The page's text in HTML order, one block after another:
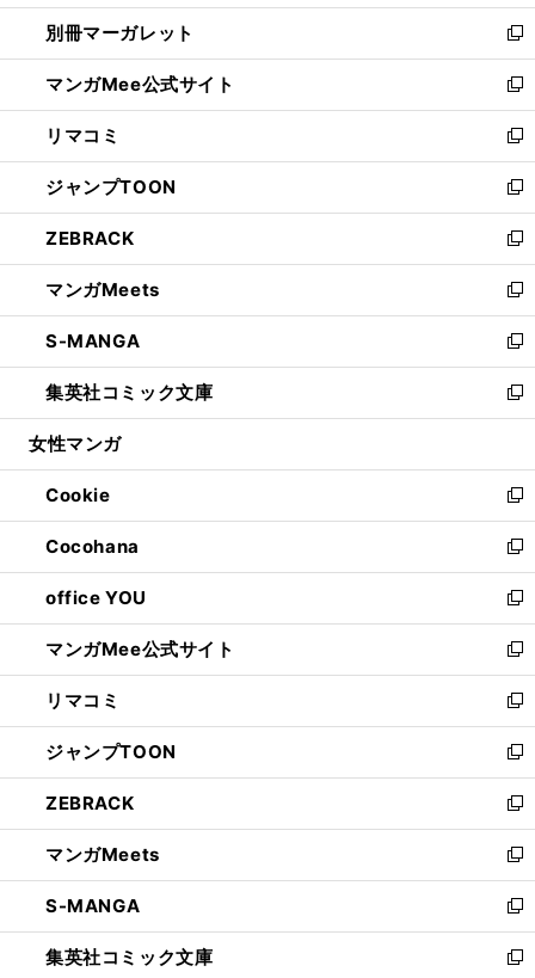
開
く
ウ
で
開
く
ウ
ィ
ン
ド
ウ
で
開
く
し
い
ウ
ィ
ン
ド
ウ
で
開
く
別冊マーガレット
新
し
い
ウ
ィ
ン
ド
ウ
で
開
く
マンガMee公式サイト
新
し
い
ウ
ィ
ン
ド
ウ
で
開
く
リマコミ
新
し
い
ウ
ィ
ン
ド
ウ
で
開
く
ジャンプTOON
新
し
い
ウ
ィ
ン
ド
ウ
で
開
ZEBRACK
新
し
い
ウ
ィ
ン
ド
ウ
開
く
マンガMeets
新
し
い
ウ
ィ
ン
ウ
で
開
く
S-MANGA
新
し
い
ウ
ン
ド
ウ
で
開
く
集英社コミック文庫
新
し
ウ
ィ
ン
ド
ウ
で
開
く
女性マンガ
Cookie
新
し
い
ウ
ィ
ン
ド
ウ
で
開
く
Cocohana
新
し
い
ウ
ィ
ン
ド
ウ
で
開
く
office YOU
新
し
い
ウ
ィ
ン
ド
ウ
で
開
く
マンガMee公式サイト
新
し
い
ウ
ィ
ン
ド
ウ
で
開
く
リマコミ
新
し
い
ウ
ィ
ン
ド
ウ
で
開
く
ジャンプTOON
新
し
い
ウ
ィ
ン
ド
ウ
で
ZEBRACK
新
し
い
ウ
ィ
ン
ド
マンガMeets
新
し
い
ウ
ィ
S-MANGA
新
し
い
集英社コミック文庫
新